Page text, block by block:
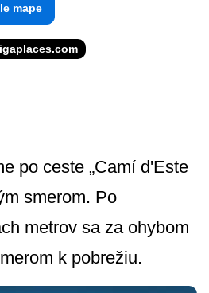
mape
po ceste „Camí d'Este
smerom. Po
metrov sa za ohybom
k pobrežiu.